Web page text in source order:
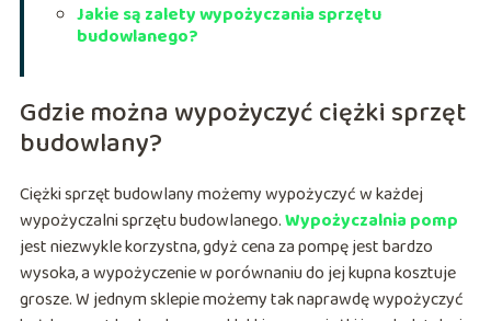
Jakie są zalety wypożyczania sprzętu
budowlanego?
Gdzie można wypożyczyć ciężki sprzęt
budowlany?
Ciężki sprzęt budowlany możemy wypożyczyć w każdej
wypożyczalni sprzętu budowlanego.Wypożyczalnia pomp
jest niezwykle korzystna, gdyż cena za pompę jest bardzo
wysoka, a wypożyczenie w porównaniu do jej kupna kosztuje
grosze. W jednym sklepie możemy tak naprawdę wypożyczyć